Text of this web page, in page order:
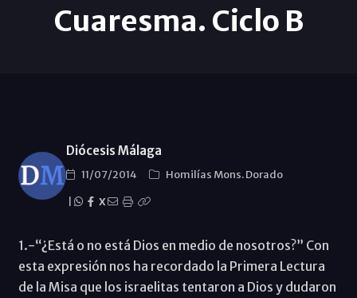
Cuaresma. Ciclo B
Diócesis Málaga
11/07/2014
Homilías Mons. Dorado
X
1.-“¿Está o no está Dios en medio de nosotros?” Con
esta expresión nos ha recordado la Primera Lectura
de la Misa que los israelitas tentaron a Dios y dudaron